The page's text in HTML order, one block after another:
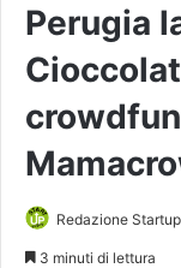
Perugia
Redazione
3 minuti di lettura